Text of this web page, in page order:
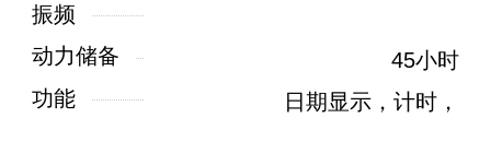
振频
动力储备
45小时
功能
日期显示，计时，